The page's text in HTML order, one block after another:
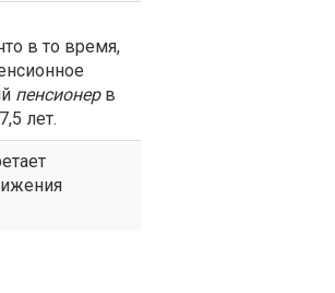
в то время,
пенсионерв
лет.